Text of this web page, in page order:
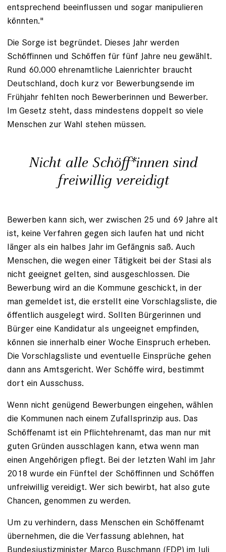
entsprechend beeinflussen und sogar manipulieren
könnten."
Die Sorge ist begründet. Dieses Jahr werden
Schöffinnen und Schöffen für fünf Jahre neu gewählt.
Rund 60.000 ehrenamtliche Laienrichter braucht
Deutschland, doch kurz vor Bewerbungsende im
Frühjahr fehlten noch Bewerberinnen und Bewerber.
Im Gesetz steht, dass mindestens doppelt so viele
Menschen zur Wahl stehen müssen.
Nicht alle Schöff*innen sind
freiwillig vereidigt
Bewerben kann sich, wer zwischen 25 und 69 Jahre alt
ist, keine Verfahren gegen sich laufen hat und nicht
länger als ein halbes Jahr im Gefängnis saß. Auch
Menschen, die wegen einer Tätigkeit bei der Stasi als
nicht geeignet gelten, sind ausgeschlossen. Die
Bewerbung wird an die Kommune geschickt, in der
man gemeldet ist, die erstellt eine Vorschlagsliste, die
öffentlich ausgelegt wird. Sollten Bürgerinnen und
Bürger eine Kandidatur als ungeeignet empfinden,
können sie innerhalb einer Woche Einspruch erheben.
Die Vorschlagsliste und eventuelle Einsprüche gehen
dann ans Amtsgericht. Wer Schöffe wird, bestimmt
dort ein Ausschuss.
Wenn nicht genügend Bewerbungen eingehen, wählen
die Kommunen nach einem Zufallsprinzip aus. Das
Schöffenamt ist ein Pflichtehrenamt, das man nur mit
guten Gründen ausschlagen kann, etwa wenn man
einen Angehörigen pflegt. Bei der letzten Wahl im Jahr
2018 wurde ein Fünftel der Schöffinnen und Schöffen
unfreiwillig vereidigt. Wer sich bewirbt, hat also gute
Chancen, genommen zu werden.
Um zu verhindern, dass Menschen ein Schöffenamt
übernehmen, die die Verfassung ablehnen, hat
Bundesjustizminister Marco Buschmann (FDP) im Juli